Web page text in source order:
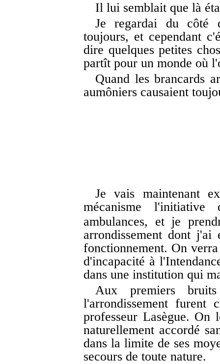
Il lui semblait que là
Je regardai du côté
toujours, et cependant
dire quelques petites
partît pour un monde où
Quand les brancards
aumôniers causaient
Je vais maintenant
mécanisme
ambulances, et je
arrondissement dont
fonctionnement. On
d'incapacité à
dans une institution qui
Aux premiers
l'arrondissement furent
professeur Lasègue. On
naturellement accordé
dans la limite de ses
secours de toute nature.